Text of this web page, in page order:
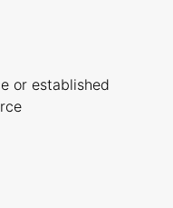
or established